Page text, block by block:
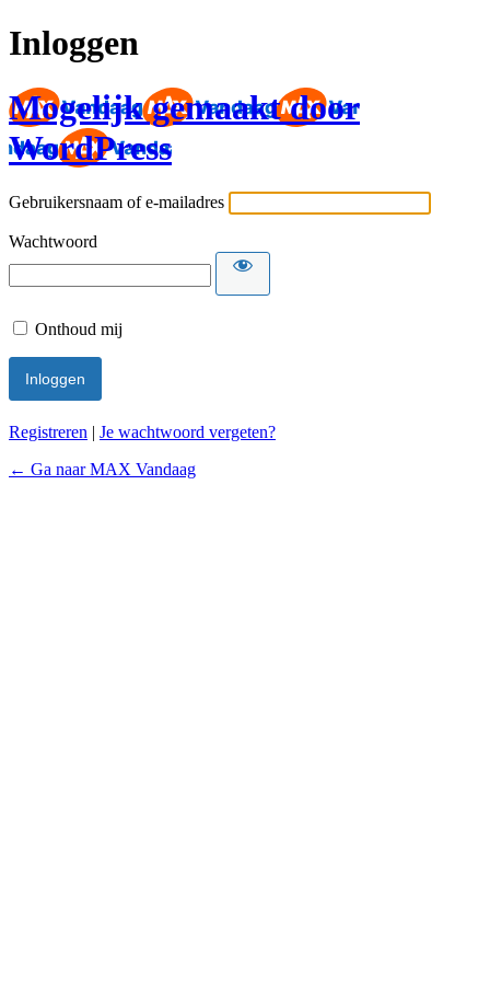
Inloggen
Mogelijk gemaakt door
WordPress
Gebruikersnaam of e-mailadres
Wachtwoord
Onthoud mij
Registreren | Je wachtwoord vergeten?
← Ga naar MAX Vandaag